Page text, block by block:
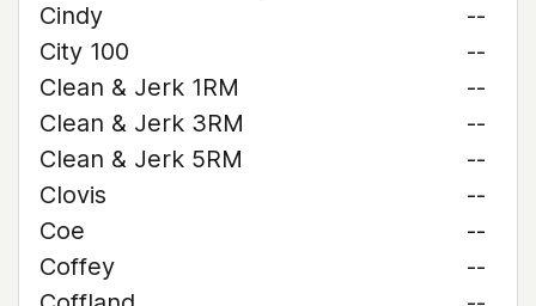
Cindy
--
City 100
--
Clean & Jerk 1RM
--
Clean & Jerk 3RM
--
Clean & Jerk 5RM
--
Clovis
--
Coe
--
Coffey
--